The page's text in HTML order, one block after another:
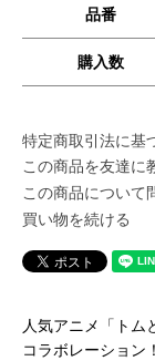
品番
購入数
特定商取引法に基
この商品を友達に
この商品について
買い物を続ける
人気アニメ「トム
コラボレーション！